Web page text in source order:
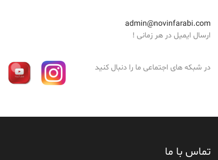
admin@novinfarabi.com
ارسال ایمیل در هر زمانی !
در شبکه های اجتماعی ما را دنبال کنید
تماس با ما